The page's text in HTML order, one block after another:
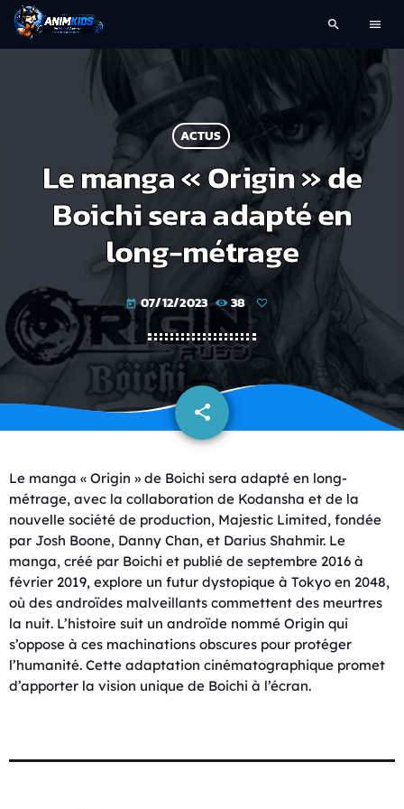
search menu
ACTUS
Le manga « Origin » de
Boichi sera adapté en
long-métrage
today 07/12/2023 38
share
email
Le manga « Origin » de Boichi sera adapté en long-
métrage, avec la collaboration de Kodansha et de la
nouvelle société de production, Majestic Limited, fondée
par Josh Boone, Danny Chan, et Darius Shahmir. Le
manga, créé par Boichi et publié de septembre 2016 à
février 2019, explore un futur dystopique à Tokyo en 2048,
où des androïdes malveillants commettent des meurtres
la nuit. L’histoire suit un androïde nommé Origin qui
s’oppose à ces machinations obscures pour protéger
l’humanité. Cette adaptation cinématographique promet
d’apporter la vision unique de Boichi à l’écran.